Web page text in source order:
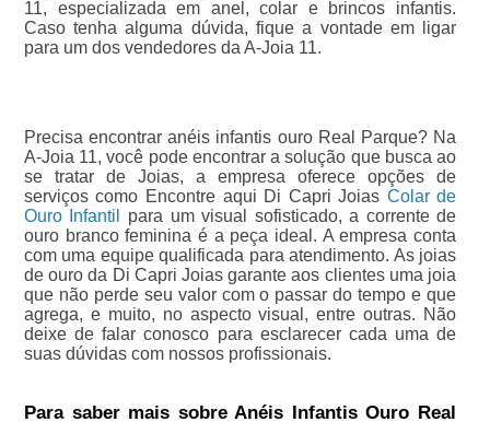
11, especializada em anel, colar e brincos infantis.
Caso tenha alguma dúvida, fique a vontade em ligar
para um dos vendedores da A-Joia 11.
Precisa encontrar anéis infantis ouro Real Parque? Na
A-Joia 11, você pode encontrar a solução que busca ao
se tratar de Joias, a empresa oferece opções de
serviços como Encontre aqui Di Capri Joias Colar de
Ouro Infantil
para um visual sofisticado, a corrente de
ouro branco feminina é a peça ideal. A empresa conta
com uma equipe qualificada para atendimento. As joias
de ouro da Di Capri Joias garante aos clientes uma joia
que não perde seu valor com o passar do tempo e que
agrega, e muito, no aspecto visual, entre outras. Não
deixe de falar conosco para esclarecer cada uma de
suas dúvidas com nossos profissionais.
Para saber mais sobre Anéis Infantis Ouro Real